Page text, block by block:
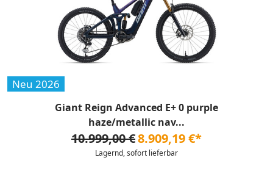
Neu 2026
Giant Reign Advanced E+ 0 purple
haze/metallic nav...
10.999,00 €8.909,19 €*
Lagernd, sofort lieferbar